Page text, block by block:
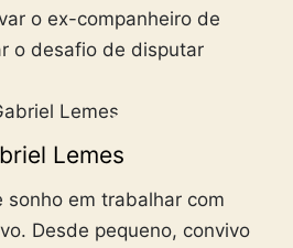
o ex-companheiro de
o desafio de disputar
Lemes
sonho em trabalhar com
Desde pequeno, convivo